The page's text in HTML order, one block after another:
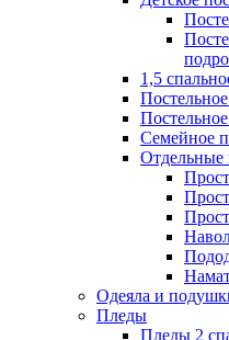
1,5
Семейное
Отдельные
Одеяла и
Пледы
Пледы 2